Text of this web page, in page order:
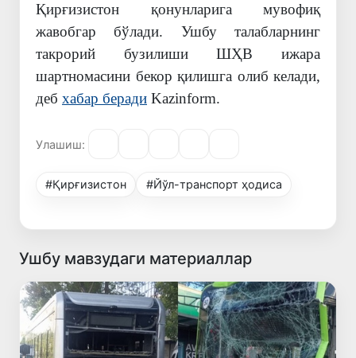
Қирғизистон қонунларига мувофиқ
жавобгар бўлади. Ушбу талабларнинг
такрорий бузилиши ШҲВ ижара
шартномасини бекор қилишга олиб келади,
деб хабар беради Kazinform.
Улашиш:
#Қирғизистон #Йўл-транспорт ҳодиса
Ушбу мавзудаги материаллар